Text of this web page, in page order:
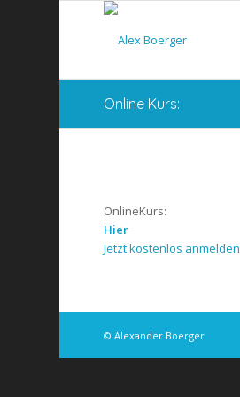
Online Kurs:
OnlineKurs:
Hier
Jetzt kostenlos anmelden
© Alexander Boerger